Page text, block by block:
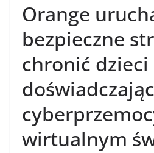
Orange
bezpieczne
chronić dzieci
wirtualnym